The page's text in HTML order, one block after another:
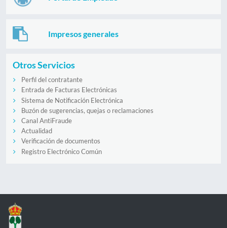
Impresos generales
Otros Servicios
Perfil del contratante
Entrada de Facturas Electrónicas
Sistema de Notificación Electrónica
Buzón de sugerencias, quejas o reclamaciones
Canal AntiFraude
Actualidad
Verificación de documentos
Registro Electrónico Común